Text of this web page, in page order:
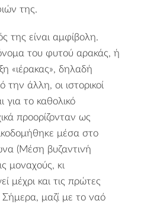
της.
της είναι αμφίβολη.
του φυτού αρακάς, ή
«ιέρακας», δηλαδή
άλλη, οι ιστορικοί
για το καθολικό
προορίζονταν ως
μέσα στο
(Μέση βυζαντινή
μοναχούς, κι
μέχρι και τις πρώτες
Σήμερα, μαζί με το ναό